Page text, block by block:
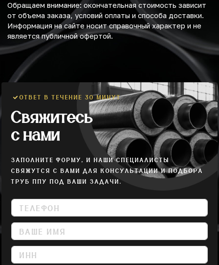
Обращаем внимание: окончательная стоимость зависит
от объема заказа, условий оплаты и способа доставки.
Информация на сайте носит справочный характер и не
является публичной офертой.
ОТВЕТ В ТЕЧЕНИЕ 30 МИНУТ
Свяжитесь
с нами
ЗАПОЛНИТЕ ФОРМУ, И НАШИ СПЕЦИАЛИСТЫ
СВЯЖУТСЯ С ВАМИ ДЛЯ КОНСУЛЬТАЦИИ И ПОДБОРА
ТРУБ ППУ ПОД ВАШИ ЗАДАЧИ.